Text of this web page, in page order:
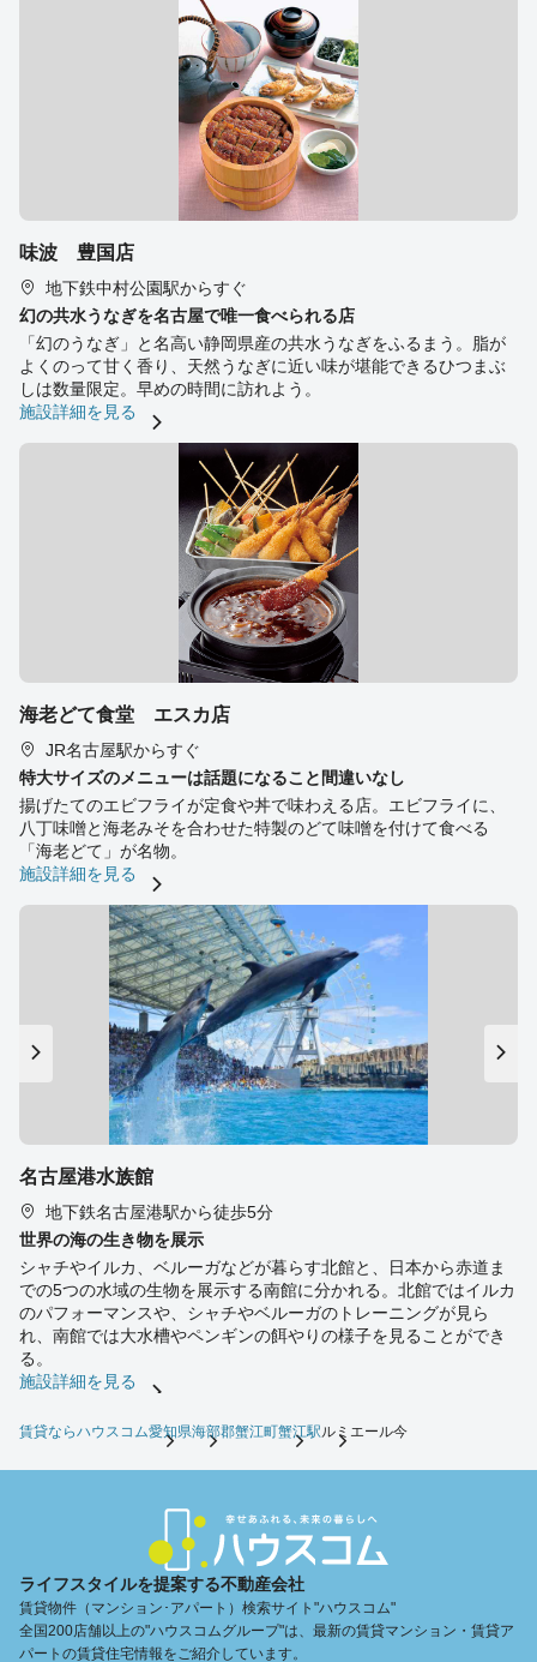
味波 豊国店
地下鉄中村公園駅からすぐ
幻の共水うなぎを名古屋で唯一食べられる店
「幻のうなぎ」と名高い静岡県産の共水うなぎをふるまう。脂が
よくのって甘く香り、天然うなぎに近い味が堪能できるひつまぶ
しは数量限定。早めの時間に訪れよう。
施設詳細を見る
海老どて食堂 エスカ店
JR名古屋駅からすぐ
特大サイズのメニューは話題になること間違いなし
揚げたてのエビフライが定食や丼で味わえる店。エビフライに、
八丁味噌と海老みそを合わせた特製のどて味噌を付けて食べる
「海老どて」が名物。
施設詳細を見る
名古屋港水族館
地下鉄名古屋港駅から徒歩5分
世界の海の生き物を展示
シャチやイルカ、ベルーガなどが暮らす北館と、日本から赤道ま
での5つの水域の生物を展示する南館に分かれる。北館ではイルカ
のパフォーマンスや、シャチやベルーガのトレーニングが見ら
れ、南館では大水槽やペンギンの餌やりの様子を見ることができ
る。
施設詳細を見る
賃貸ならハウスコム愛知県海部郡蟹江町蟹江駅ルミエール今
ライフスタイルを提案する不動産会社
賃貸物件（マンション･アパート）検索サイト"ハウスコム"
全国200店舗以上の"ハウスコムグループ"は、最新の賃貸マンション・賃貸ア
パートの賃貸住宅情報をご紹介しています。